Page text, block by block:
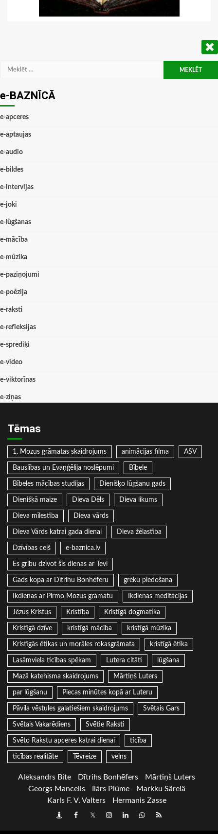
Meklēt:
e-BAZNĪCĀ
e-apceres
e-aptaujas
e-audio
e-bildes
e-intervijas
e-joki
e-lūgšanas
e-mācība
e-mūzika
e-paziņojumi
e-poēzija
e-raksti
e-refleksijas
e-sprediķi
e-video
e-viktorīnas
e-ziņas
Tēmas
1. Mozus grāmatas skaidrojums animācijas filma ASV
Bauslības un Evaņģēlija noslēpumi Bībele
Bībeles mācības studijas Dienišķo lūgšanu gads
Dienišķā maize Dieva Dēls Dieva likums
Dieva mīlestība Dieva vārds
Dieva Vārds katrai gada dienai Dieva žēlastība
Dzīvības ceļš e-baznica.lv
Es gribu dzīvot šīs dienas ar Tevi
Gads kopa ar Dītrihu Bonhēferu grēku piedošana
Ikdienas ar Pirmo Mozus grāmatu Ikdienas meditācijas
Jēzus Kristus Kristība Kristīgā dogmatika
Kristīgā dzīve kristīgā mācība kristīgā mūzika
Kristīgās ētikas un morāles rokasgrāmata kristīgā ētika
Lasāmviela ticības spēkam Lutera citāti lūgšana
Mazā katehisma skaidrojums Mārtiņš Luters
par lūgšanu Piecas minūtes kopā ar Luteru
Pāvila vēstules galatiešiem skaidrojums Svētais Gars
Svētais Vakarēdiens Svētie Raksti
Svēto Rakstu apceres katrai dienai ticība
ticības realitāte Tēvreize velns
Aleksandrs Bite Dītrihs Bonhēfers
Mārtiņš Luters
Georgs Mancelis
Ilārs Plūme
Markku Särelä
Karls F. V. Valters
Hermanis Zasse
DraugiemFacebook
TwitterInstagram
LinkedInwhatsapp
RSS